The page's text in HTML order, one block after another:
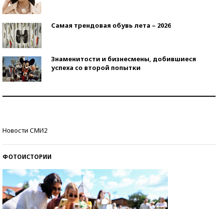
Самая трендовая обувь лета – 2026
Знаменитости и бизнесмены, добившиеся
успеха со второй попытки
Новости СМИ2
ФОТОИСТОРИИ